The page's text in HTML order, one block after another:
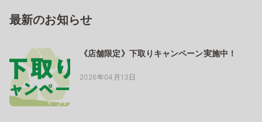
最新のお知らせ
《店舗限定》下取りキャンペーン実施中！
2026年04月13日